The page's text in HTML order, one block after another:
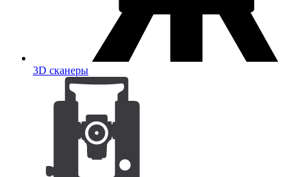
3D сканеры